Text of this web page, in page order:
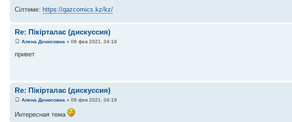
Сілтеме: https://qazcomics.kz/kz/
Re: Пікірталас (дискуссия)
Алена Денисовна » 08 фев 2021, 04:19
привет
Re: Пікірталас (дискуссия)
Алена Денисовна » 08 фев 2021, 04:19
Интересная тема